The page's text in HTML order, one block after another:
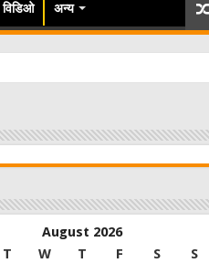
विडिओ अन्य
August 2026
T W T F S
S